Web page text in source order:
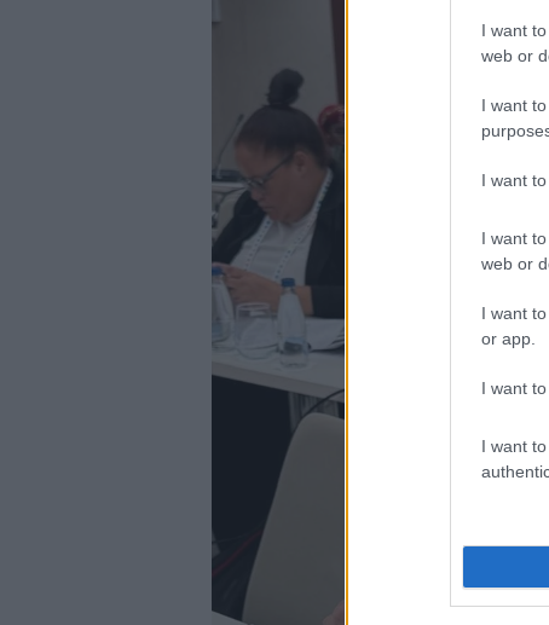
I want
web or
I want
I want
I want
web or
I want
or app.
I want
I want